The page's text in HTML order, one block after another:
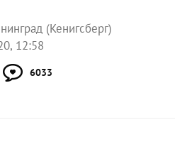
(Кенигсберг)
12:58
6033